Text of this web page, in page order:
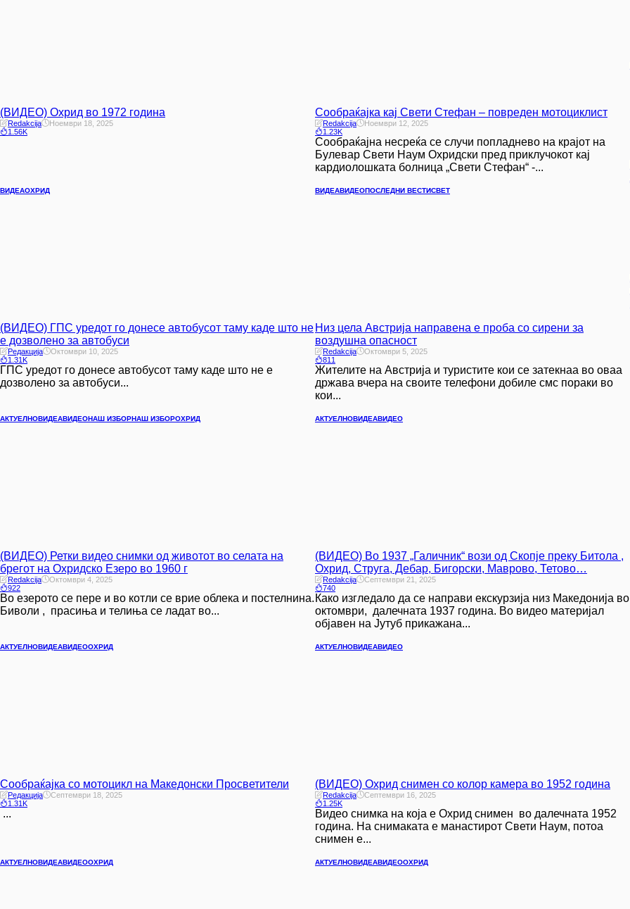
(ВИДЕО) Охрид во 1972 година
Redakcija
Ноември 18, 2025
1.56K
Сообраќајка кај Свети Стефан – повреден мотоциклист
Redakcija
Ноември 12, 2025
1.23K
Сообраќајна несреќа се случи попладнево на крајот на
Булевар Свети Наум Охридски пред приклучокот кај
кардиолошката болница „Свети Стефан“ -...
ВИДЕАОХРИД
(ВИДЕО) ГПС уредот го донесе автобусот таму каде што не
е дозволено за автобуси
Редакција
Октомври 10, 2025
1.31K
ГПС уредот го донесе автобусот таму каде што не е
дозволено за автобуси...
ВИДЕАВИДЕОПОСЛЕДНИ ВЕСТИСВЕТ
Низ цела Австрија направена е проба со сирени за
воздушна опасност
Redakcija
Октомври 5, 2025
811
Жителите на Австрија и туристите кои се затекнаа во оваа
држава вчера на своите телефони добиле смс пораки во
кои...
АКТУЕЛНОВИДЕАВИДЕОНАШ ИЗБОРНАШ ИЗБОРОХРИД
(ВИДЕО) Ретки видео снимки од животот во селата на
брегот на Охридско Езеро во 1960 г
Redakcija
Октомври 4, 2025
922
Во езерото се пере и во котли се врие облека и постелнина.
Биволи , прасиња и телиња се ладат во...
АКТУЕЛНОВИДЕАВИДЕО
(ВИДЕО) Во 1937 „Галичник“ вози од Скопје преку Битола ,
Охрид, Струга, Дебар, Бигорски, Маврово, Тетово…
Redakcija
Септември 21, 2025
740
Како изгледало да се направи екскурзија низ Македонија во
октомври, далечната 1937 година. Во видео материјал
објавен на Јутуб прикажана...
АКТУЕЛНОВИДЕАВИДЕООХРИД
Сообраќајка со мотоцикл на Македонски Просветители
Редакција
Септември 18, 2025
1.31K
...
АКТУЕЛНОВИДЕАВИДЕО
(ВИДЕО) Охрид снимен со колор камера во 1952 година
Redakcija
Септември 16, 2025
1.25K
Видео снимка на која е Охрид снимен во далечната 1952
година. На снимаката е манастирот Свети Наум, потоа
снимен е...
АКТУЕЛНОВИДЕАВИДЕООХРИД АКТУЕЛНОВИДЕАВИДЕООХРИД